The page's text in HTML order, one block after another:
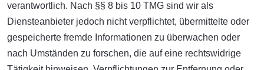
verantwortlich. Nach §§ 8 bis 10 TMG sind wir als
Diensteanbieter jedoch nicht verpflichtet, übermittelte oder
gespeicherte fremde Informationen zu überwachen oder
nach Umständen zu forschen, die auf eine rechtswidrige